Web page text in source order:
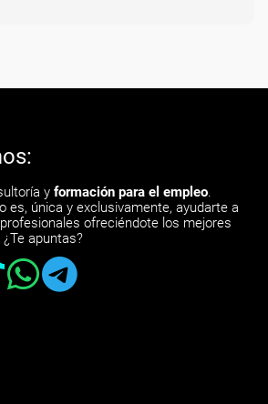
y formación para el empleo.
es, única y exclusivamente, ayudarte a
ofreciéndote los mejores
apuntas?